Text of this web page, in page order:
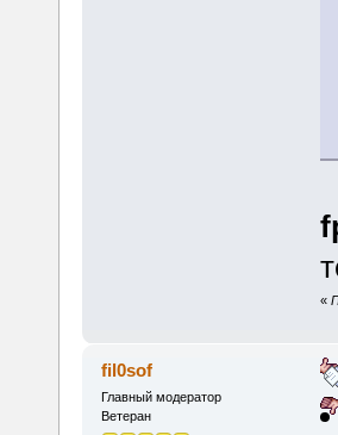
«
fil0sof
Главный модератор
Ветеран